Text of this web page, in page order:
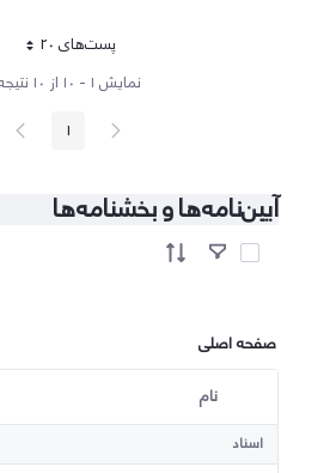
پست‌‌های 20هر صفحه
نمایش ۱ - ۱۰ از ۱۰ نتیجه
پیغام
قبلی صفحه1 صفحه
بعد
آیین‌نامه‌ها و بخشنامه‌ها
آیتم ها را انتخاب کنید
صفحه اصلی
کاربر انتخاب شده
نام
اسناد